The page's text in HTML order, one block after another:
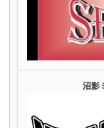
沼影